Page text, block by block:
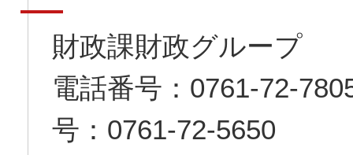
財政課財政グループ
電話番号：0761-72-
号：0761-72-5650